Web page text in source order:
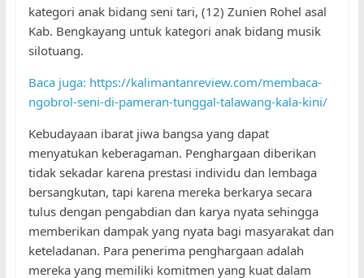
kategori anak bidang seni tari, (12) Zunien Rohel asal
Kab. Bengkayang untuk kategori anak bidang musik
silotuang.
Baca juga: https://kalimantanreview.com/membaca-
ngobrol-seni-di-pameran-tunggal-talawang-kala-kini/
Kebudayaan ibarat jiwa bangsa yang dapat
menyatukan keberagaman. Penghargaan diberikan
tidak sekadar karena prestasi individu dan lembaga
bersangkutan, tapi karena mereka berkarya secara
tulus dengan pengabdian dan karya nyata sehingga
memberikan dampak yang nyata bagi masyarakat dan
keteladanan. Para penerima penghargaan adalah
mereka yang memiliki komitmen yang kuat dalam